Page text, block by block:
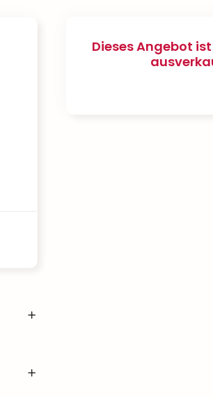
Dieses Angebot